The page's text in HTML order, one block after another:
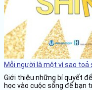
Mỗi người là một vì sao toả
Giới thiệu những bí quyết
học vào cuộc sống để bạn